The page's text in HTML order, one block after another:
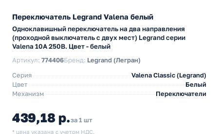
Переключатель Legrand Valena белый
Одноклавишный переключатель на два направления
(проходной выключатель с двух мест) Legrand серии
Valena 10А 250В. Цвет - белый
Артикул: 774406Бренд: Legrand (Легран)
Серия
Valena Classic (Legrand)
Цвет
Белый
Механизм
Переключатели
439,18 р.за 1 шт
* цена указана с учетом НДС.